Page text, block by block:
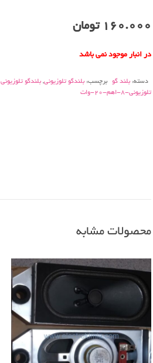
160.000 تومان
در انبار موجود نمی باشد
دسته: بلند گو برچسب: بلندگو تلوزیونی, بلندگو تلوزیونی 20 وات
تلوزیونی-8-اهم-20-وات
محصولات مشابه